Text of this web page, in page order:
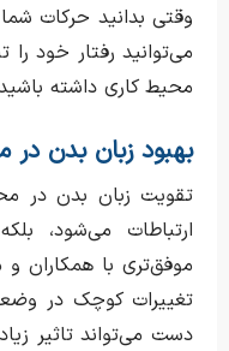
وقتی بدانید حرکات
می‌توانید رفتار خود را
محیط کاری داشته
بهبود زبان بدن در
تقویت زبان بدن در
ارتباطات می‌شود،
موفق‌تری با همکاران
تغییرات کوچک در
دست می‌تواند تاثیر